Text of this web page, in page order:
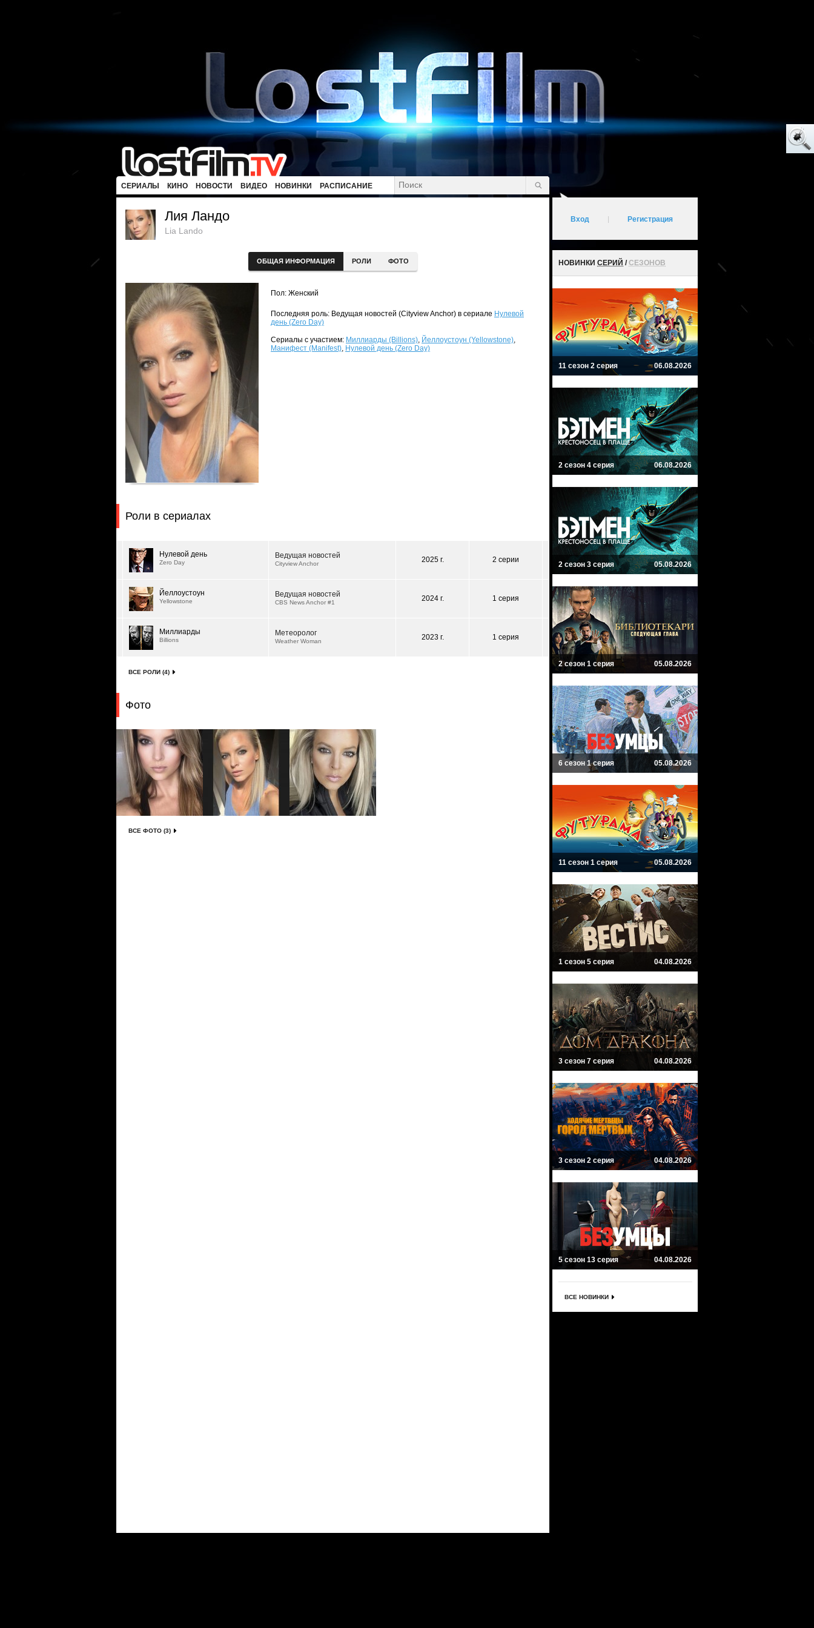
СЕРИАЛЫ КИНО НОВОСТИ ВИДЕО НОВИНКИ РАСПИСАНИЕ
Лия Ландо
Lia Lando
ОБЩАЯ ИНФОРМАЦИЯ РОЛИ ФОТО
Пол: Женский
Последняя роль: Ведущая новостей (Cityview Anchor) в сериале Нулевой
день (Zero Day)
Сериалы с участием: Миллиарды (Billions), Йеллоустоун (Yellowstone),
Манифест (Manifest), Нулевой день (Zero Day)
Роли в сериалах
Нулевой день
Zero Day
Ведущая новостей
Cityview Anchor 2025 г. 2 серии
Йеллоустоун
Yellowstone
Ведущая новостей
CBS News Anchor #1 2024 г. 1 серия
Миллиарды
Billions
Метеоролог
Weather Woman 2023 г. 1 серия
ВСЕ РОЛИ (4)
Фото
ВСЕ ФОТО (3)
Вход Регистрация
НОВИНКИ СЕРИЙ /СЕЗОНОВ
11 сезон 2 серия 06.08.2026
2 сезон 4 серия 06.08.2026
2 сезон 3 серия 05.08.2026
2 сезон 1 серия 05.08.2026
6 сезон 1 серия 05.08.2026
11 сезон 1 серия 05.08.2026
1 сезон 5 серия 04.08.2026
3 сезон 7 серия 04.08.2026
3 сезон 2 серия 04.08.2026
5 сезон 13 серия 04.08.2026
ВСЕ НОВИНКИ